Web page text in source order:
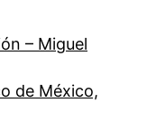
– Miguel
de México,